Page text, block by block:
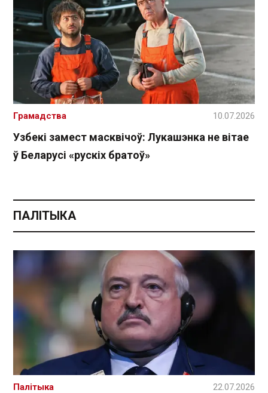
Узбекі замест масквічоў: Лукашэнка не вітае
ў Беларусі «рускіх братоў»
Грамадства 10.07.2026
ПАЛІТЫКА
Палітыка 22.07.2026